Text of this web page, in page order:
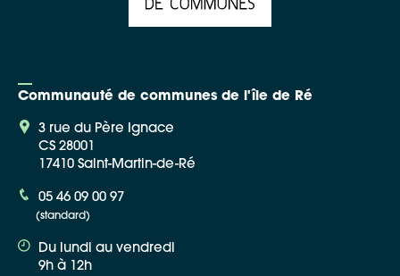
Communauté de communes de l'île de Ré
3 rue du Père Ignace
CS 28001
17410 Saint-Martin-de-Ré
05 46 09 00 97
(standard)
Du lundi au vendredi
9h à 12h